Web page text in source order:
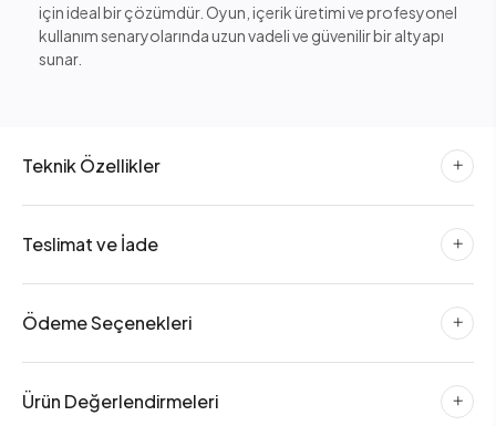
için ideal bir çözümdür. Oyun, içerik üretimi ve profesyonel
kullanım senaryolarında uzun vadeli ve güvenilir bir altyapı
sunar.
Teknik Özellikler
Teslimat ve İade
Ödeme Seçenekleri
Ürün Değerlendirmeleri